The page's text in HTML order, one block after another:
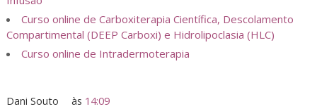
Curso online de Carboxiterapia Científica, Descolamento
Compartimental (DEEP Carboxi) e Hidrolipoclasia (HLC)
Curso online de Intradermoterapia
Dani Souto às 14:09